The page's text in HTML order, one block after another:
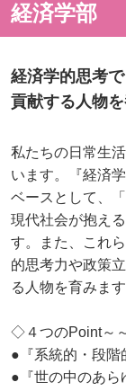
経済学部
経済学的思考
貢献する人物を
私たちの日常生
います。『経済
ベースとして、
現代社会が抱え
す。また、これ
的思考力や政策
る人物を育みます
◇４つのPoint～
●『系統的・段階
●『世の中のあら